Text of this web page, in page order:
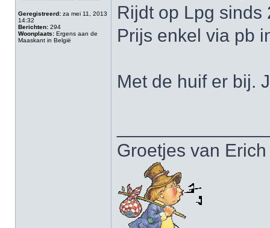
Geregistreerd: za mei 11, 2013
14:32
Berichten: 294
Woonplaats: Ergens aan de
Maaskant in België
Rijdt op Lpg sinds
Prijs enkel via pb
Met de huif er bij.
Groetjes van Erich